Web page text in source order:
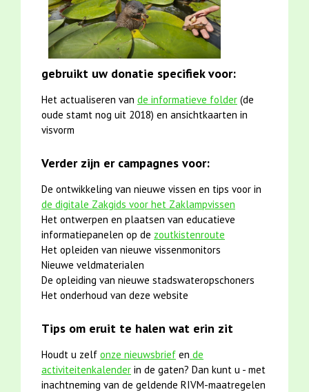
gebruikt uw donatie specifiek voor:
Het actualiseren van de informatieve folder (de
oude stamt nog uit 2018) en ansichtkaarten in
visvorm
Verder zijn er campagnes voor:
De ontwikkeling van nieuwe vissen en tips voor in
de digitale Zakgids voor het Zaklampvissen
Het ontwerpen en plaatsen van educatieve
informatiepanelen op de zoutkistenroute
Het opleiden van nieuwe vissenmonitors
Nieuwe veldmaterialen
De opleiding van nieuwe stadswateropschoners
Het onderhoud van deze website
Tips om eruit te halen wat erin zit
Houdt u zelf onze nieuwsbrief en de
activiteitenkalender in de gaten? Dan kunt u - met
inachtneming van de geldende RIVM-maatregelen